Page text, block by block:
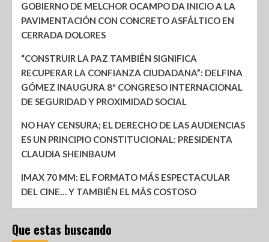
GOBIERNO DE MELCHOR OCAMPO DA INICIO A LA
PAVIMENTACIÓN CON CONCRETO ASFÁLTICO EN
CERRADA DOLORES
“CONSTRUIR LA PAZ TAMBIÉN SIGNIFICA
RECUPERAR LA CONFIANZA CIUDADANA”: DELFINA
GÓMEZ INAUGURA 8º CONGRESO INTERNACIONAL
DE SEGURIDAD Y PROXIMIDAD SOCIAL
NO HAY CENSURA; EL DERECHO DE LAS AUDIENCIAS
ES UN PRINCIPIO CONSTITUCIONAL: PRESIDENTA
CLAUDIA SHEINBAUM
IMAX 70 MM: EL FORMATO MÁS ESPECTACULAR
DEL CINE… Y TAMBIÉN EL MÁS COSTOSO
Que estas buscando